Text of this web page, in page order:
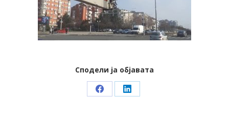
Сподели ја објавата
Share Share